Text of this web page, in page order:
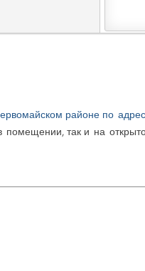
районе по
помещении, так и на